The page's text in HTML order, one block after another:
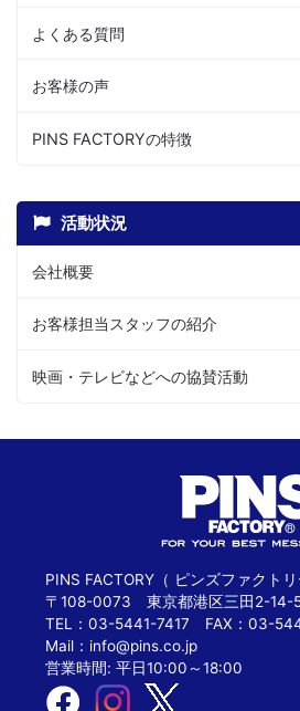
よくある質問
お客様の声
PINS FACTORYの特徴
活動状況
会社概要
お客様担当スタッフの紹介
映画・テレビなどへの協賛活動
PINS FACTORY（ ピンズファクトリ
〒108-0073 東京都港区三田2-14-
TEL：03-5441-7417 FAX：03-
Mail： info@pins.co.jp
営業時間: 平日10:00～18:00